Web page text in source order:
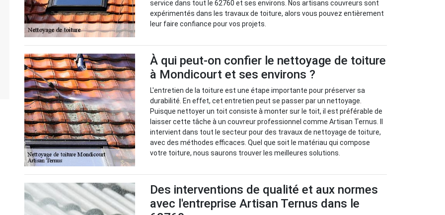
service dans tout le 62760 et ses environs. Nos artisans couvreurs sont
expérimentés dans les travaux de toiture, alors vous pouvez entièrement
leur faire confiance pour vos projets.
À qui peut-on confier le nettoyage de toiture
à Mondicourt et ses environs ?
L'entretien de la toiture est une étape importante pour préserver sa
durabilité. En effet, cet entretien peut se passer par un nettoyage.
Puisque nettoyer un toit consiste à monter sur le toit, il est préférable de
laisser cette tâche à un couvreur professionnel comme Artisan Ternus. Il
intervient dans tout le secteur pour des travaux de nettoyage de toiture,
avec des méthodes efficaces. Quel que soit le matériau qui compose
votre toiture, nous saurons trouver les meilleures solutions.
Des interventions de qualité et aux normes
avec l'entreprise Artisan Ternus dans le